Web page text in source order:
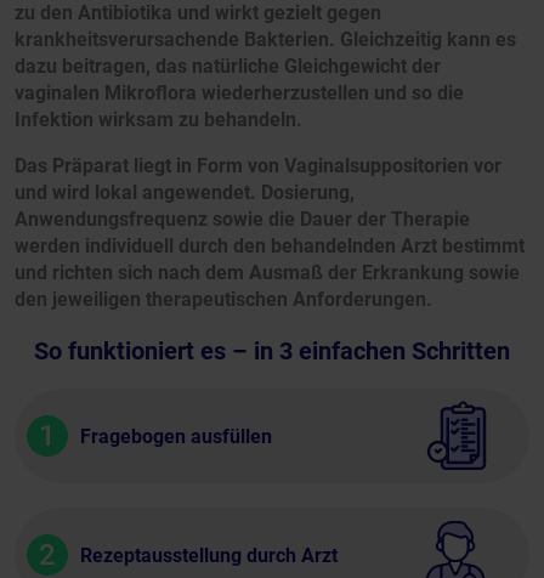
zu den Antibiotika und wirkt gezielt gegen
krankheitsverursachende Bakterien. Gleichzeitig kann es
dazu beitragen, das natürliche Gleichgewicht der
vaginalen Mikroflora wiederherzustellen und so die
Infektion wirksam zu behandeln.
Das Präparat liegt in Form von Vaginalsuppositorien vor
und wird lokal angewendet. Dosierung,
Anwendungsfrequenz sowie die Dauer der Therapie
werden individuell durch den behandelnden Arzt bestimmt
und richten sich nach dem Ausmaß der Erkrankung sowie
den jeweiligen therapeutischen Anforderungen.
So funktioniert es – in 3 einfachen Schritten
1 Fragebogen ausfüllen
2 Rezeptausstellung durch Arzt